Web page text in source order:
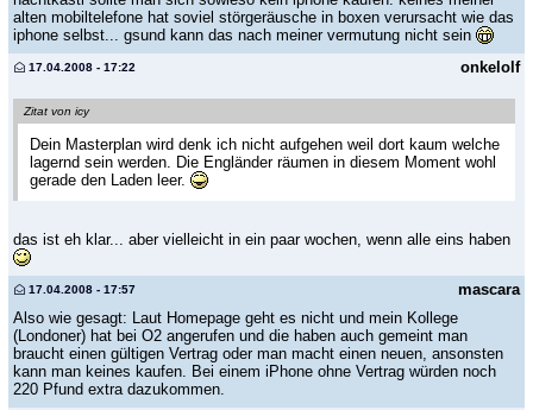
alten mobiltelefone hat soviel störgeräusche in boxen verursacht wie das
iphone selbst... gsund kann das nach meiner vermutung nicht sein
onkelolf
17.04.2008 - 17:22
Zitat von icy
Dein Masterplan wird denk ich nicht aufgehen weil dort kaum welche
lagernd sein werden. Die Engländer räumen in diesem Moment wohl
gerade den Laden leer.
das ist eh klar... aber vielleicht in ein paar wochen, wenn alle eins haben
mascara
17.04.2008 - 17:57
Also wie gesagt: Laut Homepage geht es nicht und mein Kollege
(Londoner) hat bei O2 angerufen und die haben auch gemeint man
braucht einen gültigen Vertrag oder man macht einen neuen, ansonsten
kann man keines kaufen. Bei einem iPhone ohne Vertrag würden noch
220 Pfund extra dazukommen.